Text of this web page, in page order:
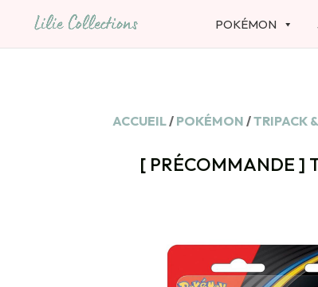
POKÉMON
ACCUEIL/ POKÉMON /TRIPACK
[ PRÉCOMMANDE ]